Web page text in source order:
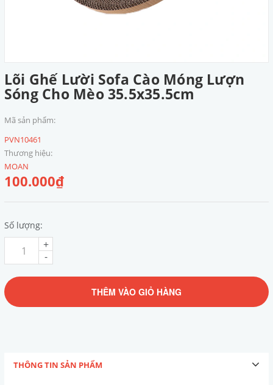
Lõi Ghế Lười Sofa Cào Móng Lượn
Sóng Cho Mèo 35.5x35.5cm
Mã sản phẩm:
PVN10461
Thương hiệu:
MOAN
100.000₫
Số lượng:
-
+
THÊM VÀO GIỎ HÀNG
THÔNG TIN SẢN PHẨM